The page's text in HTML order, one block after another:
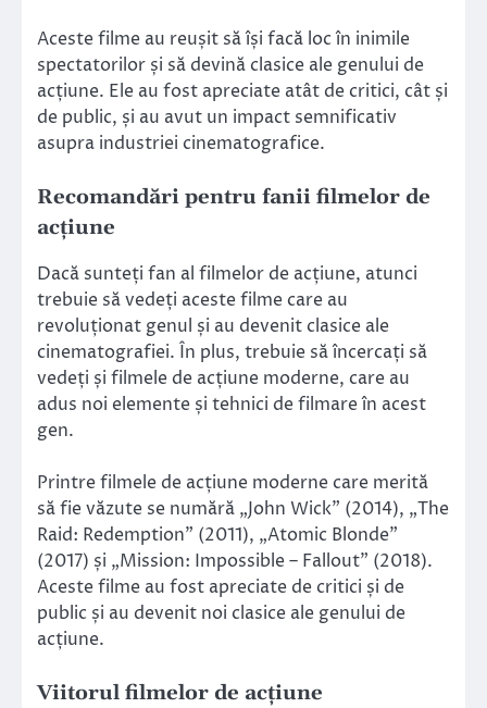
Aceste filme au reușit să își facă loc în inimile
spectatorilor și să devină clasice ale genului de
acțiune. Ele au fost apreciate atât de critici, cât și
de public, și au avut un impact semnificativ
asupra industriei cinematografice.
Recomandări pentru fanii filmelor de
acțiune
Dacă sunteți fan al filmelor de acțiune, atunci
trebuie să vedeți aceste filme care au
revoluționat genul și au devenit clasice ale
cinematografiei. În plus, trebuie să încercați să
vedeți și filmele de acțiune moderne, care au
adus noi elemente și tehnici de filmare în acest
gen.
Printre filmele de acțiune moderne care merită
să fie văzute se numără „John Wick” (2014), „The
Raid: Redemption” (2011), „Atomic Blonde”
(2017) și „Mission: Impossible – Fallout” (2018).
Aceste filme au fost apreciate de critici și de
public și au devenit noi clasice ale genului de
acțiune.
Viitorul filmelor de acțiune